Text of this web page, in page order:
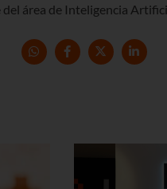
del área de Inteligencia